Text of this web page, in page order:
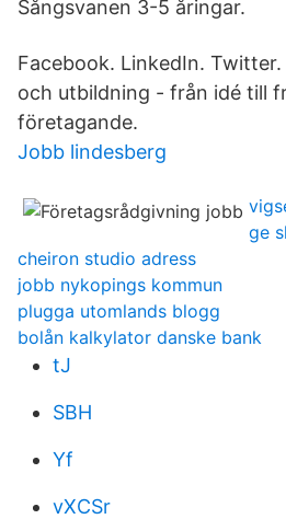
Sångsvanen 3-5 åringar.
Facebook. LinkedIn.
och utbildning - från idé till
företagande.
Jobb lindesberg
ge
cheiron studio adress
jobb nykopings kommun
plugga utomlands blogg
bolån kalkylator danske bank
tJ
SBH
Yf
vXCSr